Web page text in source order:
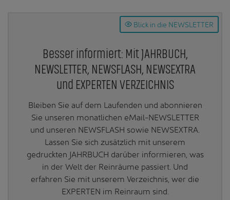
Blick in die NEWSLETTER
Besser informiert: Mit JAHRBUCH,
NEWSLETTER, NEWSFLASH, NEWSEXTRA
und EXPERTEN VERZEICHNIS
Bleiben Sie auf dem Laufenden und abonnieren
Sie unseren monatlichen eMail-NEWSLETTER
und unseren NEWSFLASH sowie NEWSEXTRA.
Lassen Sie sich zusätzlich mit unserem
gedruckten JAHRBUCH darüber informieren, was
in der Welt der Reinräume passiert. Und
erfahren Sie mit unserem Verzeichnis, wer die
EXPERTEN im Reinraum sind.